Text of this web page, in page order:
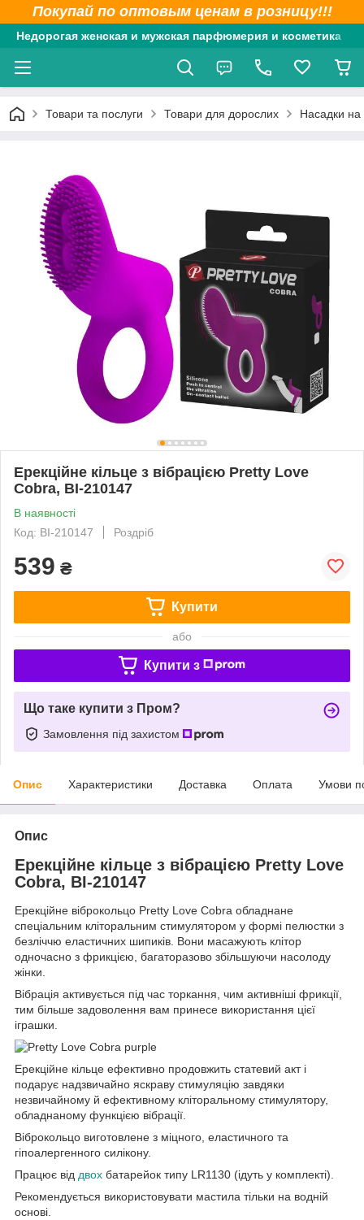
Покупай по оптовым ценам в розницу!!!
Недорогая женская и мужская парфюмерия и косметика
Товари та послуги Товари для дорослих Насадки на
Ерекційне кільце з вібрацією Pretty Love
Cobra, BI-210147
В наявності
Код: BI-210147
Роздріб
539 ₴
Купити
або
Купити з
Що таке купити з Пром?
Замовлення під захистом
Опис Характеристики Доставка Оплата Умови
Опис
Ерекційне кільце з вібрацією Pretty Love
Cobra, BI-210147
Ерекційне віброкольцо Pretty Love Cobra обладнане
спеціальним кліторальним стимулятором у формі пелюстки з
безліччю еластичних шипиків. Вони масажують клітор
одночасно з фрикцією, багаторазово збільшуючи насолоду
жінки.
Вібрація активується під час торкання, чим активніші фрикції,
тим більше задоволення вам принесе використання цієї
іграшки.
Ерекційне кільце ефективно продовжить статевий акт і
подарує надзвичайно яскраву стимуляцію завдяки
незвичайному й ефективному кліторальному стимулятору,
обладнаному функцією вібрації.
Віброкольцо виготовлене з міцного, еластичного та
гіпоалергенного силікону.
Працює від двох батарейок типу LR1130 (ідуть у комплекті).
Рекомендується використовувати мастила тільки на водній
основі.